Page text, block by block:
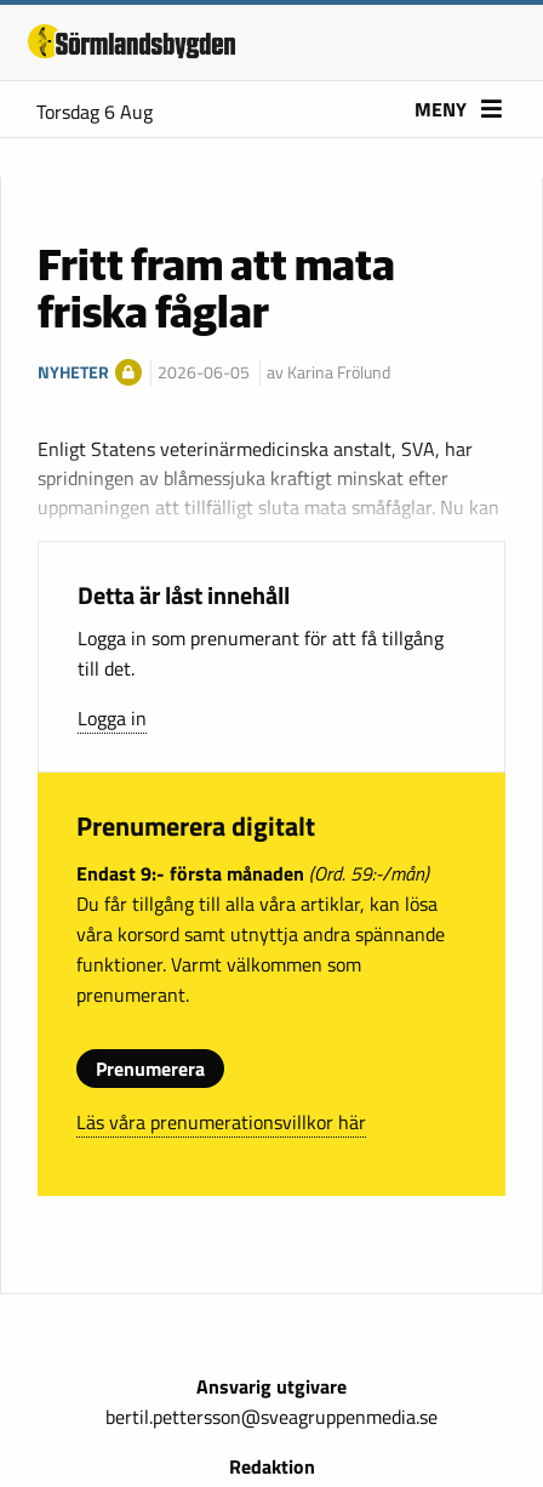
Torsdag 6 Aug MENY
Fritt fram att mata
friska fåglar
NYHETER 2026-06-05 av Karina Frölund
Enligt Statens veterinärmedicinska anstalt, SVA, har
spridningen av blåmessjuka kraftigt minskat efter
uppmaningen att tillfälligt sluta mata småfåglar. Nu kan
Detta är låst innehåll
Logga in som prenumerant för att få tillgång
till det.
Logga in
Prenumerera digitalt
Endast 9:- första månaden (Ord. 59:-/mån)
Du får tillgång till alla våra artiklar, kan lösa
våra korsord samt utnyttja andra spännande
funktioner. Varmt välkommen som
prenumerant.
Prenumerera
Läs våra prenumerationsvillkor här
Ansvarig utgivare
bertil.pettersson@sveagruppenmedia.se
Redaktion